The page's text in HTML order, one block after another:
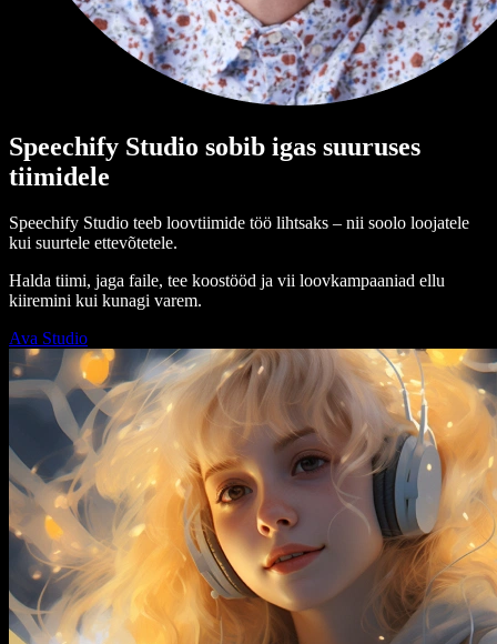
Speechify Studio sobib igas suuruses
tiimidele
Speechify Studio teeb loovtiimide töö lihtsaks – nii soolo loojatele
kui suurtele ettevõtetele.
Halda tiimi, jaga faile, tee koostööd ja vii loovkampaaniad ellu
kiiremini kui kunagi varem.
Ava Studio